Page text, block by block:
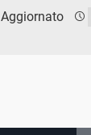
Aggiornato